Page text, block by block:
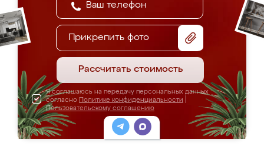
Прикрепить фото
Рассчитать стоимость
Я соглашаюсь на передачу персональных данных
согласно Политике конфиденциальности
Пользовательскому соглашению